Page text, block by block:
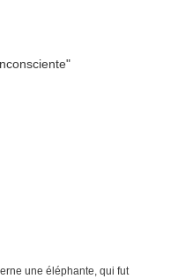
une éléphante, qui fut